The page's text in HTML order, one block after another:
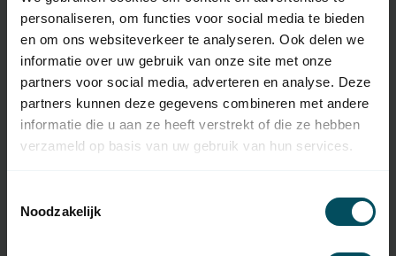
personaliseren, om functies voor social media te bieden
en om ons websiteverkeer te analyseren. Ook delen we
informatie over uw gebruik van onze site met onze
partners voor social media, adverteren en analyse. Deze
partners kunnen deze gegevens combineren met andere
informatie die u aan ze heeft verstrekt of die ze hebben
verzameld op basis van uw gebruik van hun services.
Noodzakelijk
64176
Type d'Émetteur
manuel
Télécommande d'origine
Fréquence 433,43 MHz
Nombre de canaux 2 canaux